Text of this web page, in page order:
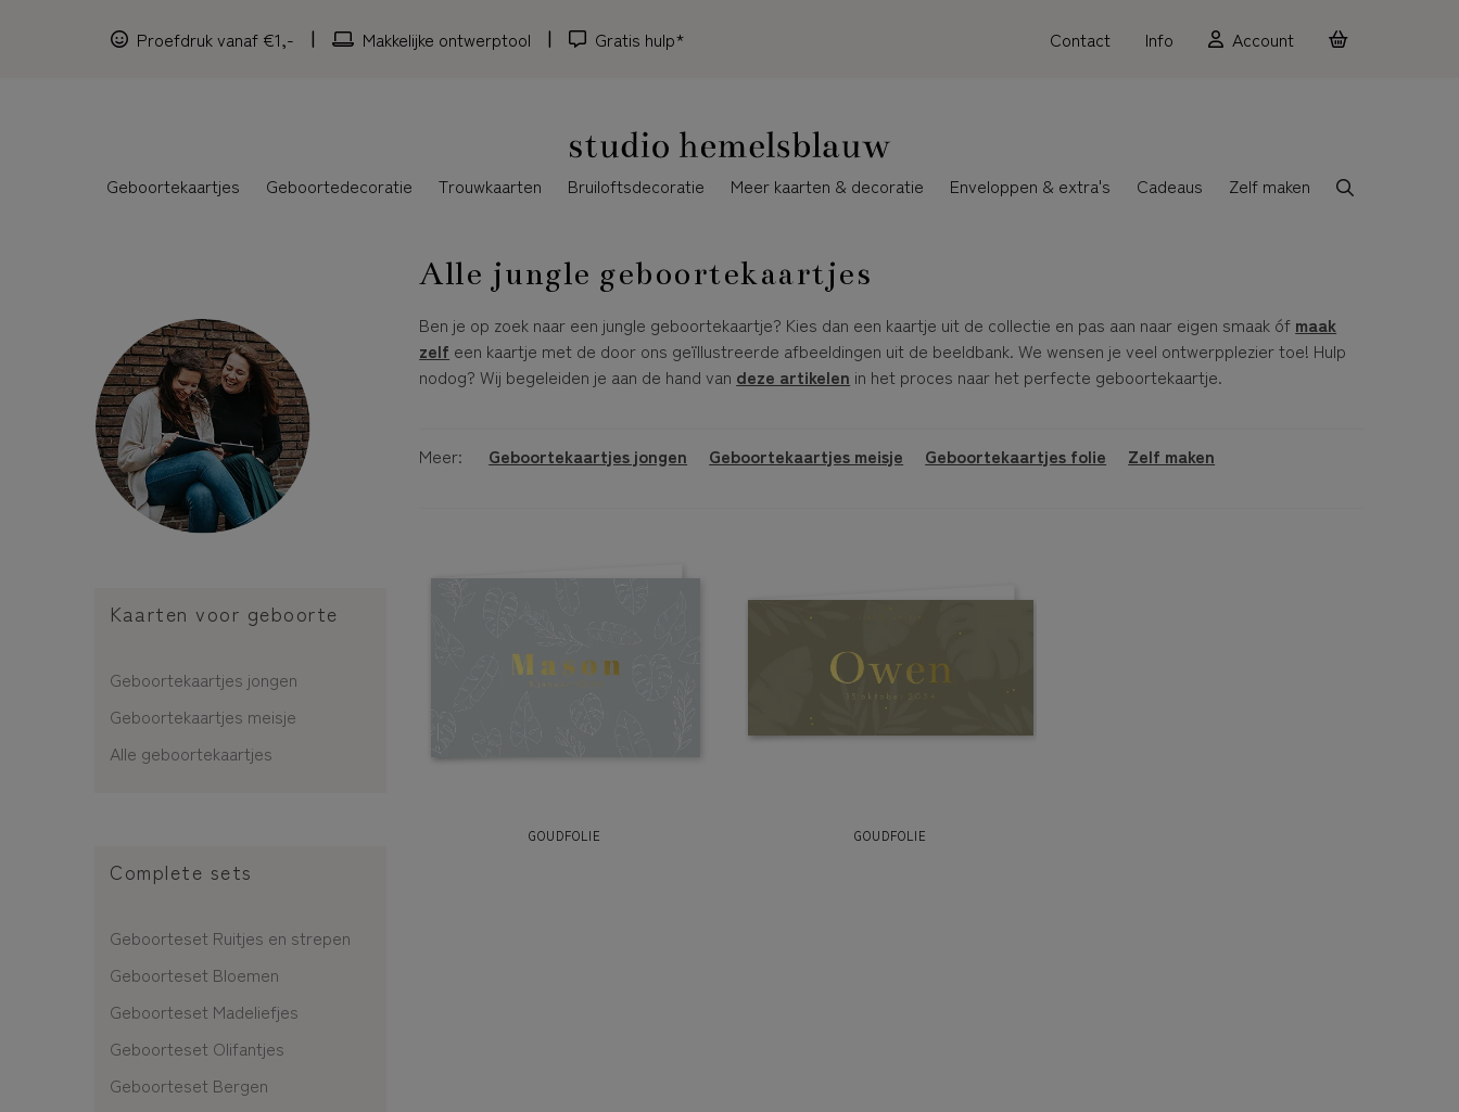
Proefdruk vanaf €1,- Makkelijke ontwerptool Gratis hulp* Contact Info Account
Geboortekaartjes Geboortedecoratie Trouwkaarten Bruiloftsdecoratie Meer kaarten & decoratie Enveloppen & extra's Cadeaus Zelf maken
Kaarten voor geboorte
Geboortekaartjes jongen
Geboortekaartjes meisje
Alle geboortekaartjes
Complete sets
Geboorteset Ruitjes en strepen
Geboorteset Bloemen
Geboorteset Madeliefjes
Geboorteset Olifantjes
Geboorteset Bergen
Alle jungle geboortekaartjes
Ben je op zoek naar een jungle geboortekaartje? Kies dan een kaartje uit de collectie en pas aan naar eigen smaak óf maak
zelf een kaartje met de door ons geïllustreerde afbeeldingen uit de beeldbank. We wensen je veel ontwerpplezier toe! Hulp
nodog? Wij begeleiden je aan de hand van deze artikelen in het proces naar het perfecte geboortekaartje.
Meer: Geboortekaartjes jongen Geboortekaartjes meisje Geboortekaartjes folie Zelf maken
GOUDFOLIE GOUDFOLIE